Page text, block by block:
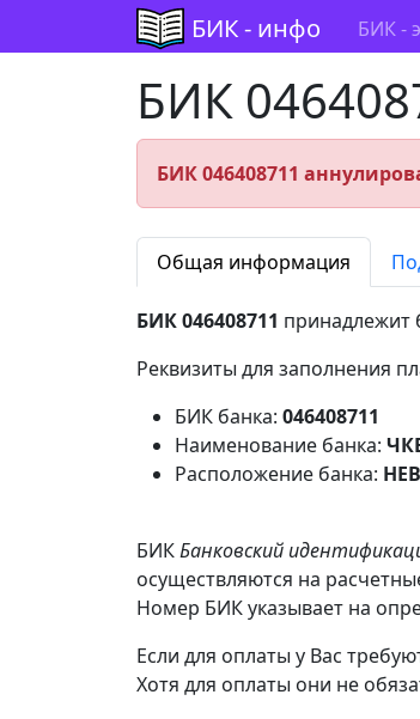
БИК - инфо БИК -
БИК
БИК 046408711
Общая информация
БИК 046408711 принадлежит
Реквизиты для заполнения
БИК банка: 046408711
Наименование банка:
Расположение банка:
БИКБанковский
осуществляются на
Номер БИК указывает на
Если для оплаты у Вас
Хотя для оплаты они не